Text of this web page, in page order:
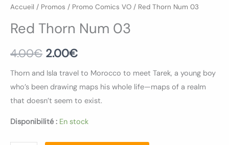
Accueil / Promos / Promo Comics VO / Red Thorn Num 03
Red Thorn Num 03
4.00€ 2.00€
Thorn and Isla travel to Morocco to meet Tarek, a young boy
who’s been drawing maps his whole life—maps of a realm
that doesn’t seem to exist.
Disponibilité : En stock